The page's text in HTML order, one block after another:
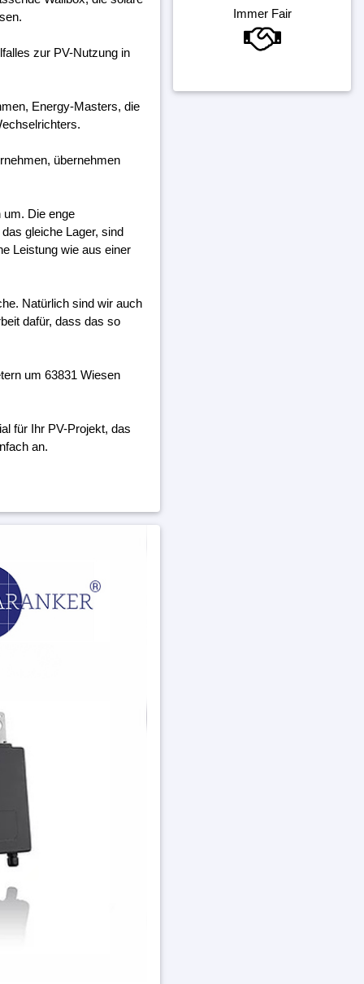
zur PV-Nutzung in
Energy-Masters, die
übernehmen
um. Die enge
gleiche Lager, sind
Leistung wie aus einer
Natürlich sind wir auch
dafür, dass das so
um 63831 Wiesen
für Ihr PV-Projekt, das
an.
Immer Fair